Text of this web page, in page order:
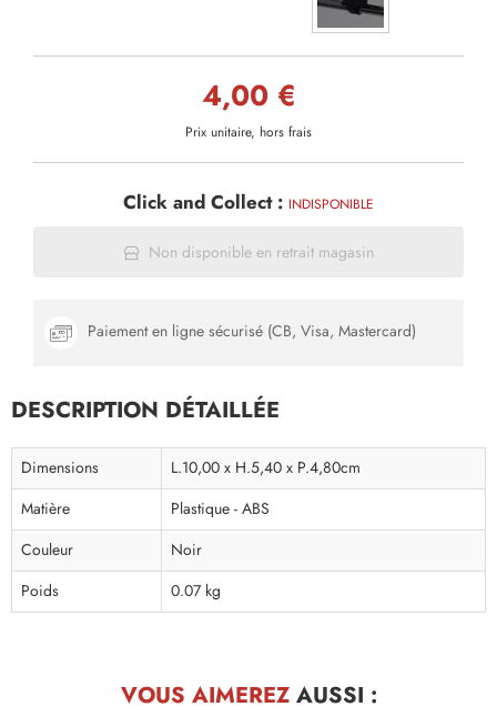
4,00 €
Prix unitaire, hors frais
Click and Collect : INDISPONIBLE
Non disponible en retrait magasin
Paiement en ligne sécurisé (CB, Visa, Mastercard)
DESCRIPTION DÉTAILLÉE
Dimensions
L.10,00 x H.5,40 x P.4,80cm
Matière
Plastique - ABS
Couleur
Noir
Poids
0.07 kg
VOUS AIMEREZAUSSI :